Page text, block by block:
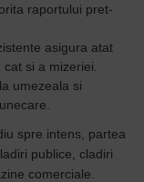
raportului pret-
asigura atat
si a mizeriei.
umezeala si
spre intens, partea
publice, cladiri
comerciale.